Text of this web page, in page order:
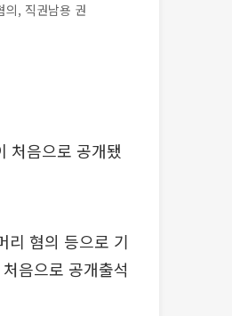
, 직권남용 권
처음으로 공개됐
리 혐의 등으로 기
음으로 공개출석